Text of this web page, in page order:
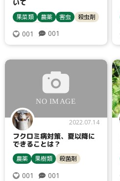
いて
果菜類 農薬 害虫
殺虫剤
001 001
2022.07.14
フクロミ病対策、夏以降に
できることは？
農薬 果樹類 殺菌剤
001 001